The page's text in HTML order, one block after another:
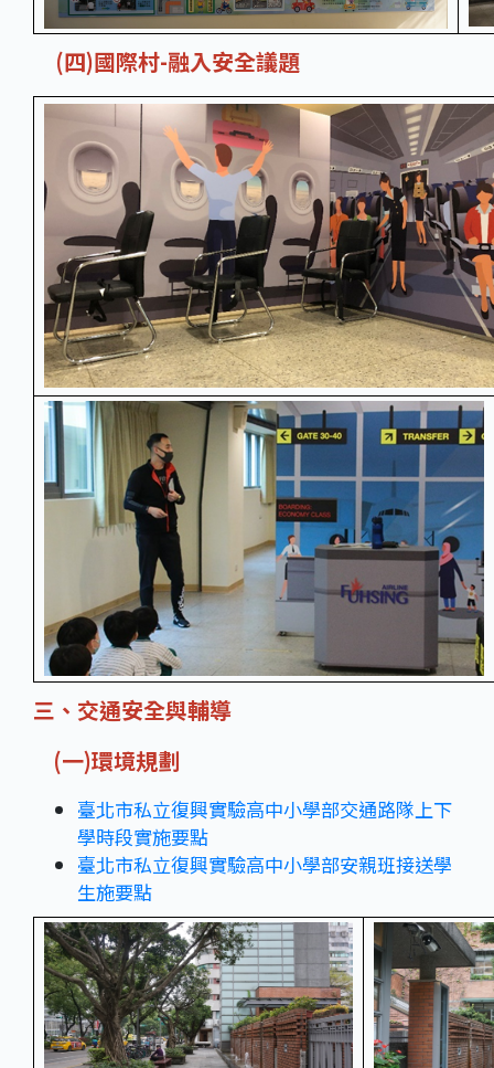
(四)國際村-融入安全議題
三、交通安全與輔導
(一)環境規劃
臺北市私立復興實驗高中小學部交通路隊上下
學時段實施要點
臺北市私立復興實驗高中小學部安親班接送學
生施要點